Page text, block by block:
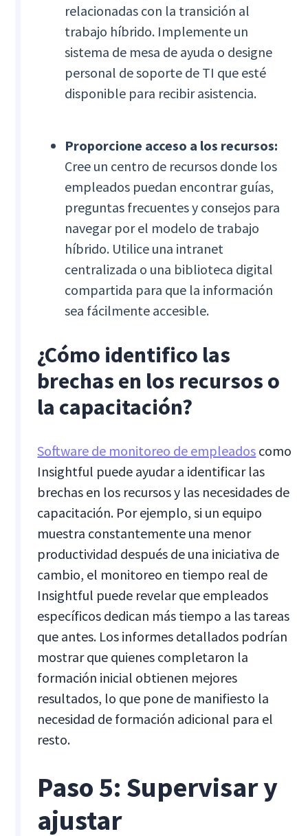
relacionadas con la transición al
trabajo híbrido. Implemente un
sistema de mesa de ayuda o designe
personal de soporte de TI que esté
disponible para recibir asistencia.
Proporcione acceso a los recursos:
Cree un centro de recursos donde los
empleados puedan encontrar guías,
preguntas frecuentes y consejos para
navegar por el modelo de trabajo
híbrido. Utilice una intranet
centralizada o una biblioteca digital
compartida para que la información
sea fácilmente accesible.
¿Cómo identifico las
brechas en los recursos o
la capacitación?
Software de monitoreo de empleados como
Insightful puede ayudar a identificar las
brechas en los recursos y las necesidades de
capacitación. Por ejemplo, si un equipo
muestra constantemente una menor
productividad después de una iniciativa de
cambio, el monitoreo en tiempo real de
Insightful puede revelar que empleados
específicos dedican más tiempo a las tareas
que antes. Los informes detallados podrían
mostrar que quienes completaron la
formación inicial obtienen mejores
resultados, lo que pone de manifiesto la
necesidad de formación adicional para el
resto.
Paso 5: Supervisar y
ajustar